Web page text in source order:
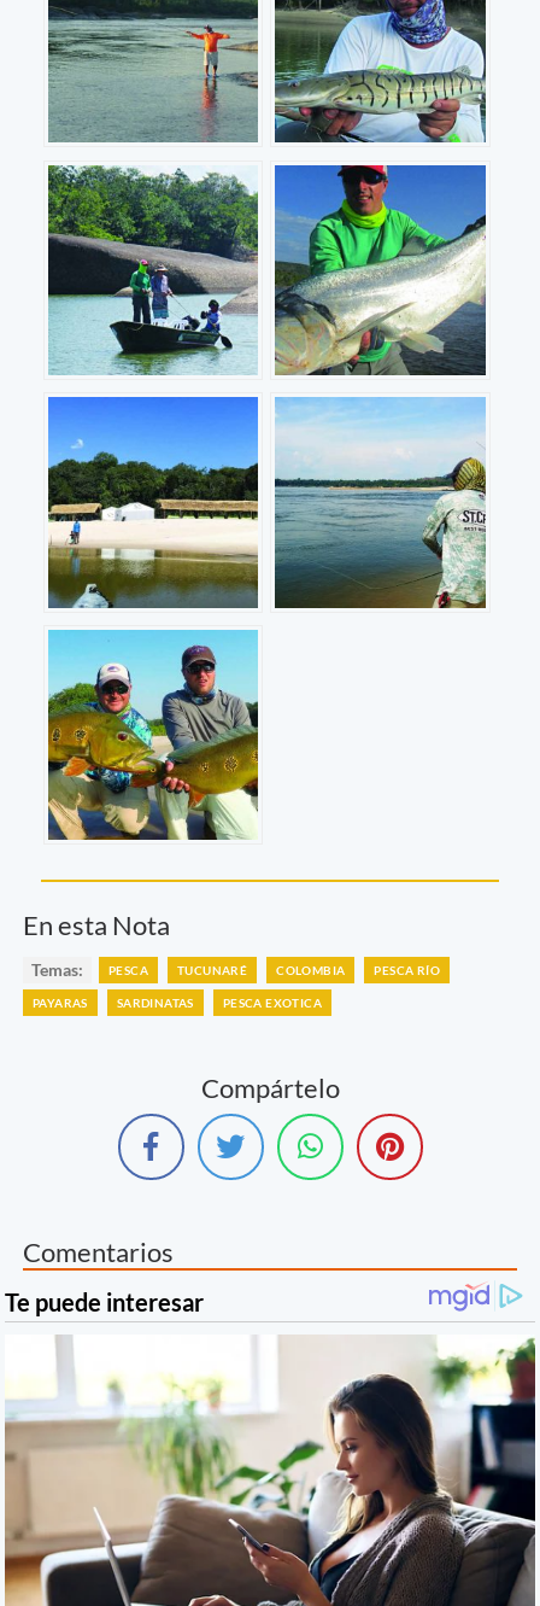
En esta Nota
Temas: PESCA TUCUNARÉ COLOMBIA PESCA RÍO
PAYARAS SARDINATAS PESCA EXOTICA
Compártelo
Comentarios